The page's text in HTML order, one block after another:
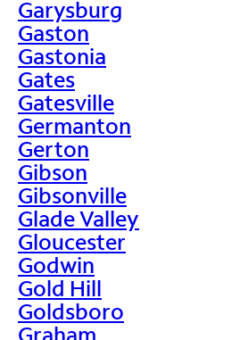
Garysburg
Gaston
Gastonia
Gates
Gatesville
Germanton
Gerton
Gibson
Gibsonville
Glade Valley
Gloucester
Godwin
Gold Hill
Goldsboro
Graham